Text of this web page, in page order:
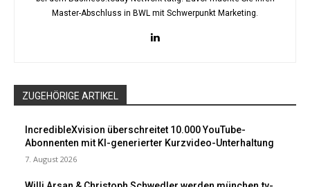
Master-Abschluss in BWL mit Schwerpunkt Marketing.
ZUGEHÖRIGE ARTIKEL
IncredibleXvision überschreitet 10.000 YouTube-
Abonnenten mit KI-generierter Kurzvideo-Unterhaltung
7. August 2026